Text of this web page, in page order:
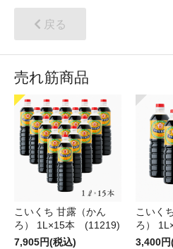
戻る
売れ筋商品
こいくち 甘露（かん
ろ） 1L×15本 (11219)
7,905円(税込)
こいく
ろ）
3,400円